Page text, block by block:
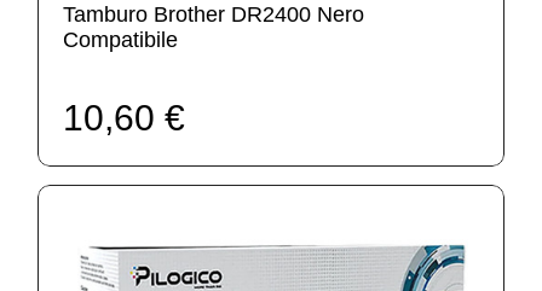
Tamburo Brother DR2400 Nero
Compatibile
10,60 €